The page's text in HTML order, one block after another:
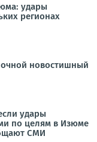
удары
регионах
новостишный
удары
по целям в Изюме
СМИ